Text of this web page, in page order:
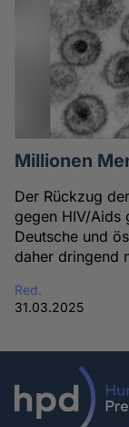
Millionen
Der Rückzug
gegen HIV/Aids
Deutsche und
daher dringend
Red.
31.03.2025